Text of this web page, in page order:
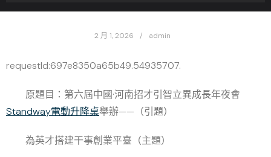
2 月 1, 2026 admin
requestId:697e8350a65b49.54935707.
原題目：第六屆中國·河南招才引智立異成長年夜會
Standway電動升降桌舉辦——（引題）
為英才搭建干事創業平臺（主題）